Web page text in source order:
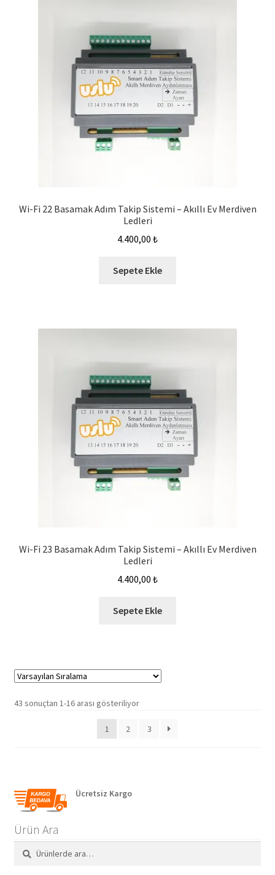
Wi-Fi 22 Basamak Adım Takip Sistemi – Akıllı Ev Merdiven
Ledleri
4.400,00 ₺
Sepete Ekle
Wi-Fi 23 Basamak Adım Takip Sistemi – Akıllı Ev Merdiven
Ledleri
4.400,00 ₺
Sepete Ekle
43 sonuçtan 1-16 arası gösteriliyor
1 2 3
Ücretsiz Kargo
Ürün Ara
Ara:
Ara